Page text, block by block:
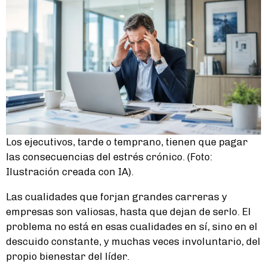
Los ejecutivos, tarde o temprano, tienen que pagar
las consecuencias del estrés crónico. (Foto:
Ilustración creada con IA).
Las cualidades que forjan grandes carreras y
empresas son valiosas, hasta que dejan de serlo. El
problema no está en esas cualidades en sí, sino en el
descuido constante, y muchas veces involuntario, del
propio bienestar del líder.